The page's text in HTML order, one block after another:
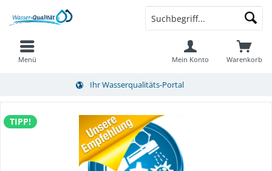
Menü Warenkorb
Mein Konto
Ihr Wasserqualitäts-Portal
TIPP!